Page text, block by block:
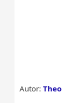
Autor: Theo